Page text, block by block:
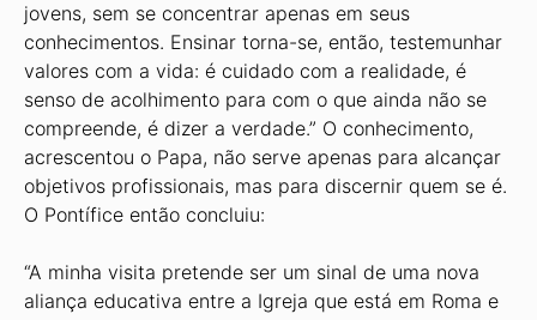
jovens, sem se concentrar apenas em seus
conhecimentos. Ensinar torna-se, então, testemunhar
valores com a vida: é cuidado com a realidade, é
senso de acolhimento para com o que ainda não se
compreende, é dizer a verdade.” O conhecimento,
acrescentou o Papa, não serve apenas para alcançar
objetivos profissionais, mas para discernir quem se é.
O Pontífice então concluiu:
“A minha visita pretende ser um sinal de uma nova
aliança educativa entre a Igreja que está em Roma e